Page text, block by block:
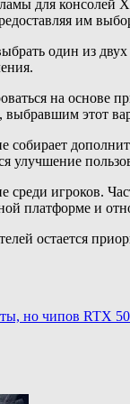
для консолей
им
один из
на основе
выбравшим этот
собирает
улучшение
игроков.
платформе и
остается
но чипов RTX